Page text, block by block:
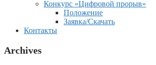
Конкурс «Цифровой прорыв»
Положение
Заявка/Скачать
Контакты
Archives